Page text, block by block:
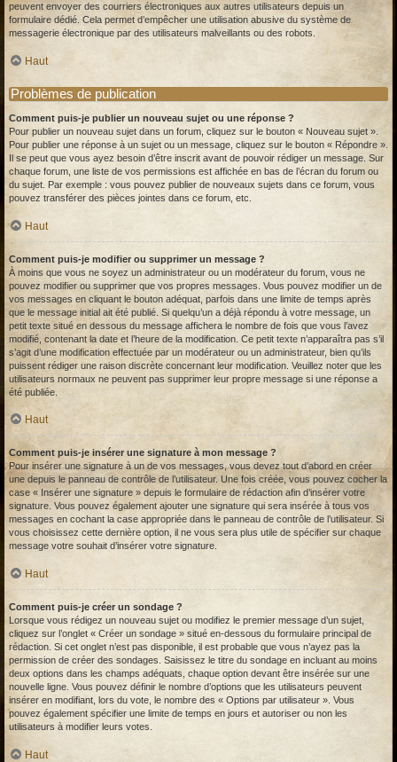
peuvent envoyer des courriers électroniques aux autres utilisateurs depuis un
formulaire dédié. Cela permet d’empêcher une utilisation abusive du système de
messagerie électronique par des utilisateurs malveillants ou des robots.
Haut
Problèmes de publication
Comment puis-je publier un nouveau sujet ou une réponse ?
Pour publier un nouveau sujet dans un forum, cliquez sur le bouton « Nouveau sujet ».
Pour publier une réponse à un sujet ou un message, cliquez sur le bouton « Répondre ».
Il se peut que vous ayez besoin d’être inscrit avant de pouvoir rédiger un message. Sur
chaque forum, une liste de vos permissions est affichée en bas de l’écran du forum ou
du sujet. Par exemple : vous pouvez publier de nouveaux sujets dans ce forum, vous
pouvez transférer des pièces jointes dans ce forum, etc.
Haut
Comment puis-je modifier ou supprimer un message ?
À moins que vous ne soyez un administrateur ou un modérateur du forum, vous ne
pouvez modifier ou supprimer que vos propres messages. Vous pouvez modifier un de
vos messages en cliquant le bouton adéquat, parfois dans une limite de temps après
que le message initial ait été publié. Si quelqu’un a déjà répondu à votre message, un
petit texte situé en dessous du message affichera le nombre de fois que vous l’avez
modifié, contenant la date et l’heure de la modification. Ce petit texte n’apparaîtra pas s’il
s’agit d’une modification effectuée par un modérateur ou un administrateur, bien qu’ils
puissent rédiger une raison discrète concernant leur modification. Veuillez noter que les
utilisateurs normaux ne peuvent pas supprimer leur propre message si une réponse a
été publiée.
Haut
Comment puis-je insérer une signature à mon message ?
Pour insérer une signature à un de vos messages, vous devez tout d’abord en créer
une depuis le panneau de contrôle de l’utilisateur. Une fois créée, vous pouvez cocher la
case « Insérer une signature » depuis le formulaire de rédaction afin d’insérer votre
signature. Vous pouvez également ajouter une signature qui sera insérée à tous vos
messages en cochant la case appropriée dans le panneau de contrôle de l’utilisateur. Si
vous choisissez cette dernière option, il ne vous sera plus utile de spécifier sur chaque
message votre souhait d’insérer votre signature.
Haut
Comment puis-je créer un sondage ?
Lorsque vous rédigez un nouveau sujet ou modifiez le premier message d’un sujet,
cliquez sur l’onglet « Créer un sondage » situé en-dessous du formulaire principal de
rédaction. Si cet onglet n’est pas disponible, il est probable que vous n’ayez pas la
permission de créer des sondages. Saisissez le titre du sondage en incluant au moins
deux options dans les champs adéquats, chaque option devant être insérée sur une
nouvelle ligne. Vous pouvez définir le nombre d’options que les utilisateurs peuvent
insérer en modifiant, lors du vote, le nombre des « Options par utilisateur ». Vous
pouvez également spécifier une limite de temps en jours et autoriser ou non les
utilisateurs à modifier leurs votes.
Haut